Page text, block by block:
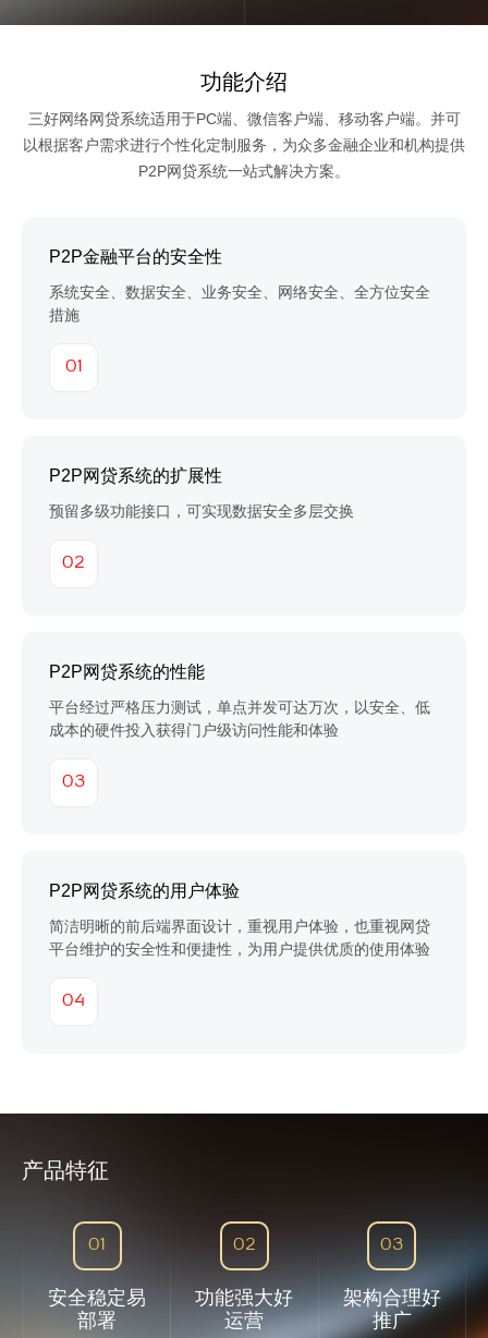
系用户群体。网站建设三好网络解决方案不仅满足P2P和众筹
网站的当前需求，更为其在市场中的长期稳定发展打下坚实基
础。
功能介绍
三好网络网贷系统适用于PC端、微信客户端、移动客户端。并可
以根据客户需求进行个性化定制服务，为众多金融企业和机构提供
P2P网贷系统一站式解决方案。
P2P金融平台的安全性
系统安全、数据安全、业务安全、网络安全、全方位安全
措施
01
P2P网贷系统的扩展性
预留多级功能接口，可实现数据安全多层交换
02
P2P网贷系统的性能
平台经过严格压力测试，单点并发可达万次，以安全、低
成本的硬件投入获得门户级访问性能和体验
03
P2P网贷系统的用户体验
简洁明晰的前后端界面设计，重视用户体验，也重视网贷
平台维护的安全性和便捷性，为用户提供优质的使用体验
04
产品特征
01
安全稳定易
部署
02
功能强大好
运营
03
架构合理好
推广